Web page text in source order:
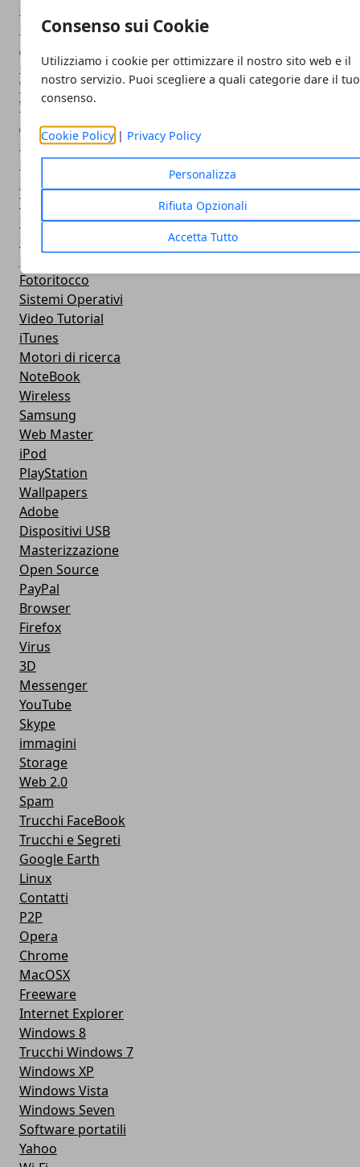
Consenso sui Cookie
Utilizziamo i cookie per ottimizzare il nostro sito web e il
nostro servizio. Puoi scegliere a quali categorie dare il tuo
consenso.
Cookie Policy | Privacy Policy
Personalizza
Rifiuta Opzionali
Accetta Tutto
Chat
Adsl
Grafica
WeGeek
Video
AppStore
Microsoft
Programmzione
Nokia
Twitter
Privacy
Google +
Fotoritocco
Sistemi Operativi
Video Tutorial
iTunes
Motori di ricerca
NoteBook
Wireless
Samsung
Web Master
iPod
PlayStation
Wallpapers
Adobe
Dispositivi USB
Masterizzazione
Open Source
PayPal
Browser
Firefox
Virus
3D
Messenger
YouTube
Skype
immagini
Storage
Web 2.0
Spam
Trucchi FaceBook
Trucchi e Segreti
Google Earth
Linux
Contatti
P2P
Opera
Chrome
MacOSX
Freeware
Internet Explorer
Windows 8
Trucchi Windows 7
Windows XP
Windows Vista
Windows Seven
Software portatili
Yahoo